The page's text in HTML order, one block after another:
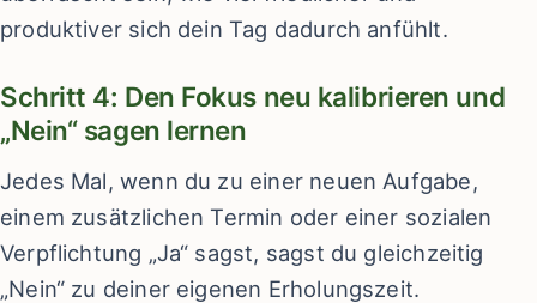
produktiver sich dein Tag dadurch anfühlt.
Schritt 4: Den Fokus neu kalibrieren und
„Nein“ sagen lernen
Jedes Mal, wenn du zu einer neuen Aufgabe,
einem zusätzlichen Termin oder einer sozialen
Verpflichtung „Ja“ sagst, sagst du gleichzeitig
„Nein“ zu deiner eigenen Erholungszeit.